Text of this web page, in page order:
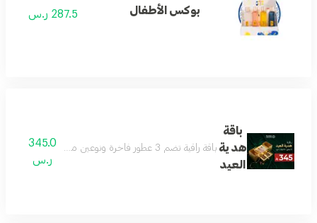
بوكس الأطفال 287.5 ر.س
باقة
هدية
العيد
باقة راقية تضم 3 عطور فاخرة ونوعين من العود بروائح جذابة ومتنوعة تناسب الجنسين وجميع المناسبات داخل بوكس فاخر وأنيق للإهداء تعكس الذوق الرفيع والفخامة يتم اختيار العطور والعود من الأنواع المتوفرة في المتجر وقد تختلف حسب المخزون
345.0
ر.س